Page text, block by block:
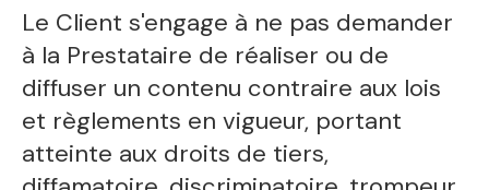
Le Client s'engage à ne pas demander
à la Prestataire de réaliser ou de
diffuser un contenu contraire aux lois
et règlements en vigueur, portant
atteinte aux droits de tiers,